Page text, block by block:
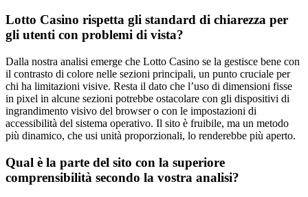
Lotto Casino rispetta gli standard di chiarezza per
gli utenti con problemi di vista?
Dalla nostra analisi emerge che Lotto Casino se la gestisce bene con
il contrasto di colore nelle sezioni principali, un punto cruciale per
chi ha limitazioni visive. Resta il dato che l’uso di dimensioni fisse
in pixel in alcune sezioni potrebbe ostacolare con gli dispositivi di
ingrandimento visivo del browser o con le impostazioni di
accessibilità del sistema operativo. Il sito è fruibile, ma un metodo
più dinamico, che usi unità proporzionali, lo renderebbe più aperto.
Qual è la parte del sito con la superiore
comprensibilità secondo la vostra analisi?